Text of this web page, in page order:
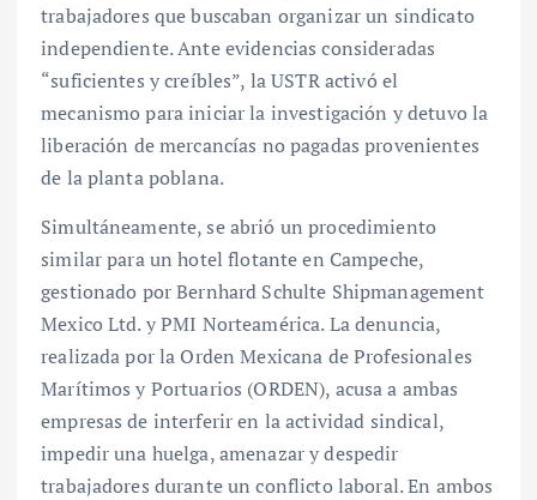
trabajadores que buscaban organizar un sindicato
independiente. Ante evidencias consideradas
“suficientes y creíbles”, la USTR activó el
mecanismo para iniciar la investigación y detuvo la
liberación de mercancías no pagadas provenientes
de la planta poblana.
Simultáneamente, se abrió un procedimiento
similar para un hotel flotante en Campeche,
gestionado por Bernhard Schulte Shipmanagement
Mexico Ltd. y PMI Norteamérica. La denuncia,
realizada por la Orden Mexicana de Profesionales
Marítimos y Portuarios (ORDEN), acusa a ambas
empresas de interferir en la actividad sindical,
impedir una huelga, amenazar y despedir
trabajadores durante un conflicto laboral. En ambos